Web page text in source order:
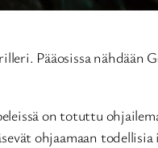
Pääosissa nähdään
on totuttu
ohjaamaan